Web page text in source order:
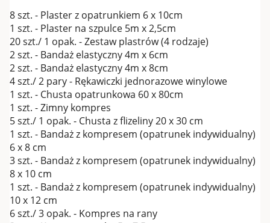
8 szt. - Plaster z opatrunkiem 6 x 10cm
1 szt. - Plaster na szpulce 5m x 2,5cm
20 szt./ 1 opak. - Zestaw plastrów (4 rodzaje)
2 szt. - Bandaż elastyczny 4m x 6cm
2 szt. - Bandaż elastyczny 4m x 8cm
4 szt./ 2 pary - Rękawiczki jednorazowe winylowe
1 szt. - Chusta opatrunkowa 60 x 80cm
1 szt. - Zimny kompres
5 szt./ 1 opak. - Chusta z flizeliny 20 x 30 cm
1 szt. - Bandaż z kompresem (opatrunek indywidualny)
6 x 8 cm
3 szt. - Bandaż z kompresem (opatrunek indywidualny)
8 x 10 cm
1 szt. - Bandaż z kompresem (opatrunek indywidualny)
10 x 12 cm
6 szt./ 3 opak. - Kompres na rany